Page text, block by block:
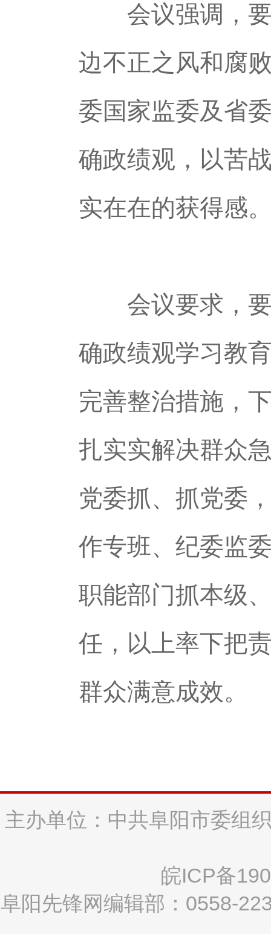
会议强调，要
边不正之风和腐
委国家监委及省
确政绩观，以苦
实在在的获得感
会议要求，要
确政绩观学习教
完善整治措施，
扎实实解决群众
党委抓、抓党委
作专班、纪委监
职能部门抓本级
任，以上率下把
群众满意成效。
主办单位：中共阜阳市委组
皖ICP备
阜阳先锋网编辑部：0558-